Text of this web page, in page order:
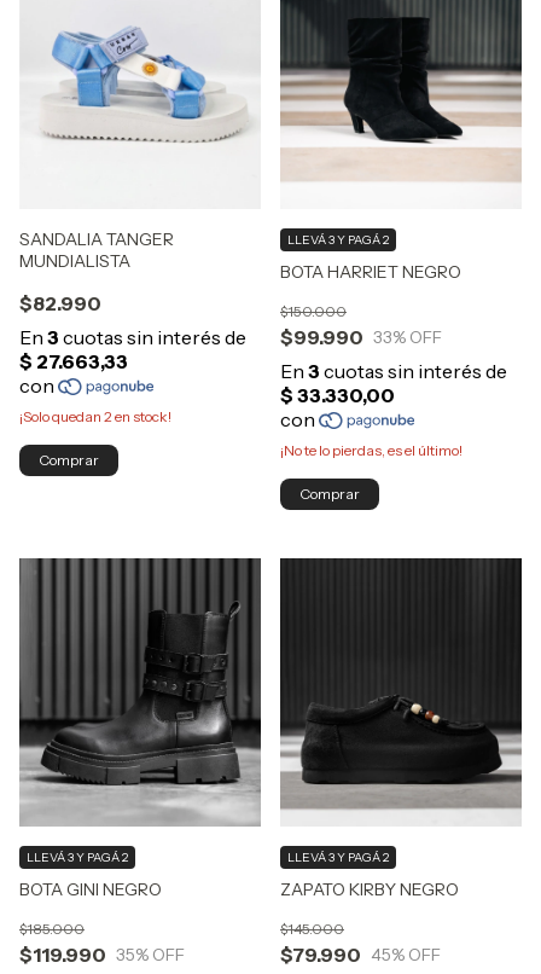
SANDALIA TANGER
MUNDIALISTA
$82.990
¡Solo quedan 2en stock!
Comprar
BOTA HARRIET NEGRO
$99.990
$150.000
33% OFF
LLEVÁ 3 Y PAGÁ 2
¡No te lo pierdas, es el último!
Comprar
BOTA GINI NEGRO
$119.990
$185.000
35% OFF
LLEVÁ 3 Y PAGÁ 2
ZAPATO KIRBY NEGRO
$79.990
$145.000
45% OFF
LLEVÁ 3 Y PAGÁ 2